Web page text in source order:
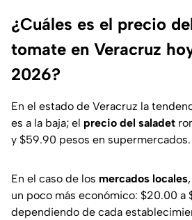
¿Cuáles es el precio
tomate en Veracruz
2026?
En el estado de Veracruz la
es a la baja; el precio del saladet
y $59.90 pesos en supermercados.
En el caso de los mercados locales
un poco más económico: $20.00 a
dependiendo de cada